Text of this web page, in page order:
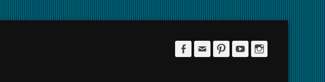
Facebook
Email PinterestYouTube